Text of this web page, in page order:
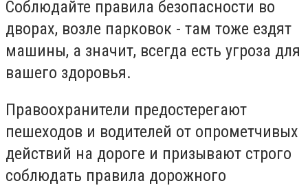
Соблюдайте правила безопасности во
дворах, возле парковок - там тоже ездят
машины, а значит, всегда есть угроза для
вашего здоровья.
Правоохранители предостерегают
пешеходов и водителей от опрометчивых
действий на дороге и призывают строго
соблюдать правила дорожного